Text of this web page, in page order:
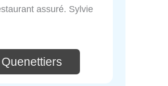
assuré. Sylvie